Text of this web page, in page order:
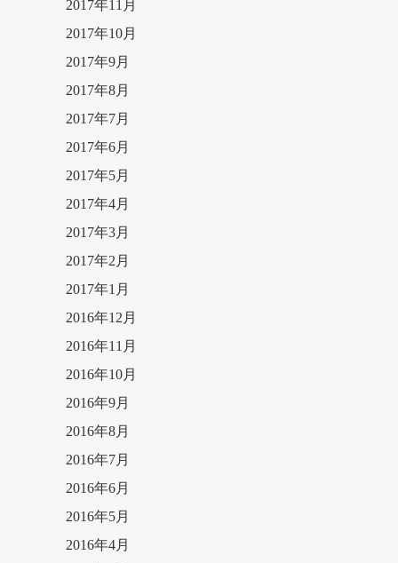
2017年11月
2017年10月
2017年9月
2017年8月
2017年7月
2017年6月
2017年5月
2017年4月
2017年3月
2017年2月
2017年1月
2016年12月
2016年11月
2016年10月
2016年9月
2016年8月
2016年7月
2016年6月
2016年5月
2016年4月